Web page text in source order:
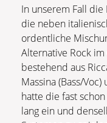
In unserem Fall die
die neben
ordentliche
Alternative Rock
bestehend aus
Massina (Bass/
hatte die fast
lang ein und